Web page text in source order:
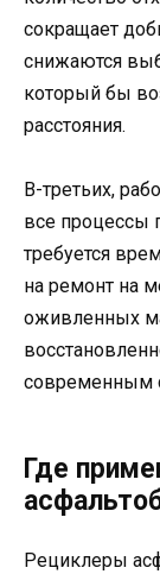
сокращает
снижаются
который бы
расстояния.
В-третьих,
все процессы
требуется
на ремонт на
оживленных
современным
Где
Рециклеры